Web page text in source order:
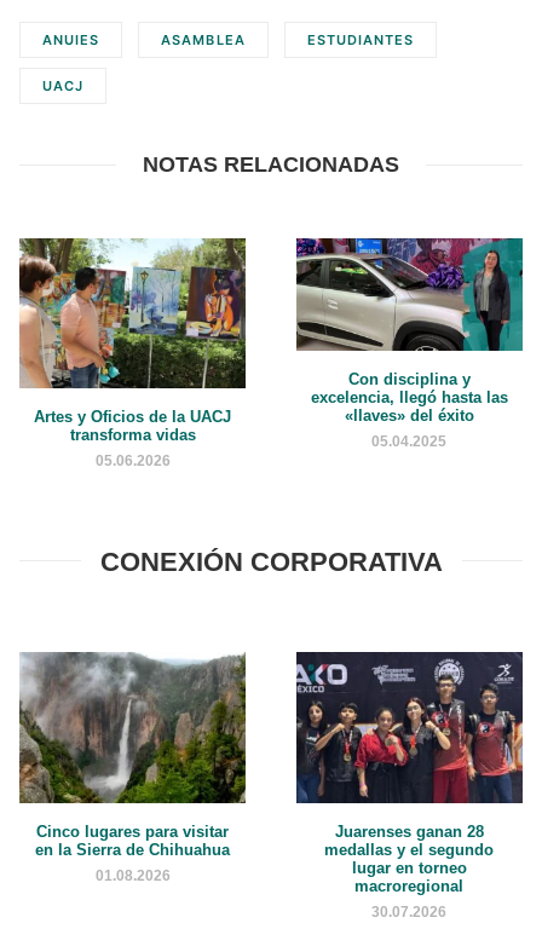
ANUIES ASAMBLEA ESTUDIANTES
UACJ
NOTAS RELACIONADAS
Artes y Oficios de la UACJ
transforma vidas
05.06.2026
Con disciplina y
excelencia, llegó hasta las
«llaves» del éxito
05.04.2025
CONEXIÓN CORPORATIVA
Cinco lugares para visitar
en la Sierra de Chihuahua
01.08.2026
Juarenses ganan 28
medallas y el segundo
lugar en torneo
macroregional
30.07.2026